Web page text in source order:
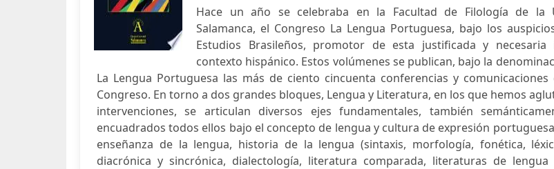
Hace un año se celebraba en la Facultad de Filología de la
Salamanca, el Congreso La Lengua Portuguesa, bajo los
Estudios Brasileños, promotor de esta justificada y necesaria
contexto hispánico. Estos volúmenes se publican, bajo la
La Lengua Portuguesa las más de ciento cincuenta conferencias y
Congreso. En torno a dos grandes bloques, Lengua y Literatura, en los que hemos
intervenciones, se articulan diversos ejes fundamentales, también
encuadrados todos ellos bajo el concepto de lengua y cultura de expresión
enseñanza de la lengua, historia de la lengua (sintaxis, morfología, fonética,
diacrónica y sincrónica, dialectología, literatura comparada, literaturas de